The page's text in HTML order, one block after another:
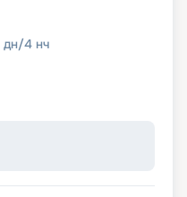
дн/4 нч